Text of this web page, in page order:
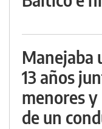
Manejaba
13 años
menores
de un